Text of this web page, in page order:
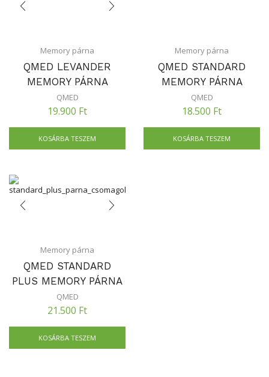
Memory párna
QMED LEVANDER
MEMORY PÁRNA
QMED
19.900 Ft
KOSÁRBA TESZEM
Memory párna
QMED STANDARD
MEMORY PÁRNA
QMED
18.500 Ft
KOSÁRBA TESZEM
Memory párna
QMED STANDARD
PLUS MEMORY PÁRNA
QMED
21.500 Ft
KOSÁRBA TESZEM